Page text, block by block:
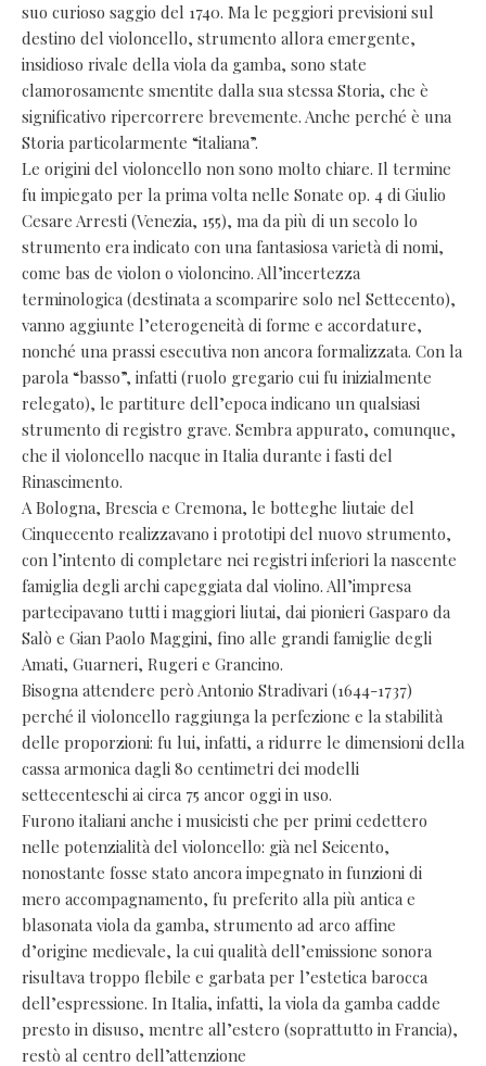
suo curioso saggio del 1740. Ma le peggiori previsioni sul
destino del violoncello, strumento allora emergente,
insidioso rivale della viola da gamba, sono state
clamorosamente smentite dalla sua stessa Storia, che è
significativo ripercorrere brevemente. Anche perché è una
Storia particolarmente “italiana”.
Le origini del violoncello non sono molto chiare. Il termine
fu impiegato per la prima volta nelle Sonate op. 4 di Giulio
Cesare Arresti (Venezia, 155), ma da più di un secolo lo
strumento era indicato con una fantasiosa varietà di nomi,
come bas de violon o violoncino. All’incertezza
terminologica (destinata a scomparire solo nel Settecento),
vanno aggiunte l’eterogeneità di forme e accordature,
nonché una prassi esecutiva non ancora formalizzata. Con la
parola “basso”, infatti (ruolo gregario cui fu inizialmente
relegato), le partiture dell’epoca indicano un qualsiasi
strumento di registro grave. Sembra appurato, comunque,
che il violoncello nacque in Italia durante i fasti del
Rinascimento.
A Bologna, Brescia e Cremona, le botteghe liutaie del
Cinquecento realizzavano i prototipi del nuovo strumento,
con l’intento di completare nei registri inferiori la nascente
famiglia degli archi capeggiata dal violino. All’impresa
partecipavano tutti i maggiori liutai, dai pionieri Gasparo da
Salò e Gian Paolo Maggini, fino alle grandi famiglie degli
Amati, Guarneri, Rugeri e Grancino.
Bisogna attendere però Antonio Stradivari (1644-1737)
perché il violoncello raggiunga la perfezione e la stabilità
delle proporzioni: fu lui, infatti, a ridurre le dimensioni della
cassa armonica dagli 80 centimetri dei modelli
settecenteschi ai circa 75 ancor oggi in uso.
Furono italiani anche i musicisti che per primi cedettero
nelle potenzialità del violoncello: già nel Seicento,
nonostante fosse stato ancora impegnato in funzioni di
mero accompagnamento, fu preferito alla più antica e
blasonata viola da gamba, strumento ad arco affine
d’origine medievale, la cui qualità dell’emissione sonora
risultava troppo flebile e garbata per l’estetica barocca
dell’espressione. In Italia, infatti, la viola da gamba cadde
presto in disuso, mentre all’estero (soprattutto in Francia),
restò al centro dell’attenzione